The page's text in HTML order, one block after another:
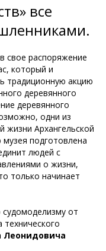
все
свое распоряжение
который и
традиционную акцию
деревянного
деревянного
одни из
жизни Архангельской
подготовлена
людей с
о жизни,
только начинает
от
Леонидовича